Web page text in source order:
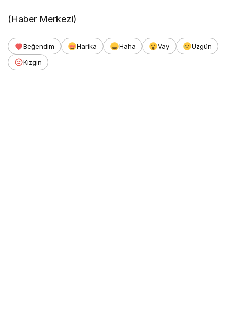
(Haber Merkezi)
Beğendim Harika Haha Vay
Üzgün
Kızgın